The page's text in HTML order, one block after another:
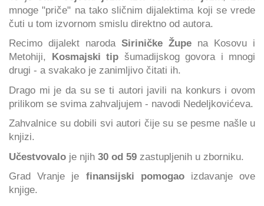
mnoge "priče" na tako sličnim dijalektima koji se vrede
čuti u tom izvornom smislu direktno od autora.
Recimo dijalekt naroda Siriničke Župe na Kosovu i
Metohiji,
Kosmajski tip šumadijskog govora i mnogi
drugi - a svakako je zanimljivo čitati ih.
Drago mi je da su se ti autori javili na konkurs i ovom
prilikom se svima zahvaljujem - navodi Nedeljkovićeva.
Zahvalnice su dobili svi autori čije su se pesme našle u
knjizi.
Učestvovalo je njih 30 od 59 zastupljenih u zborniku.
Grad Vranje je finansijski pomogaoizdavanje ove
knjige.